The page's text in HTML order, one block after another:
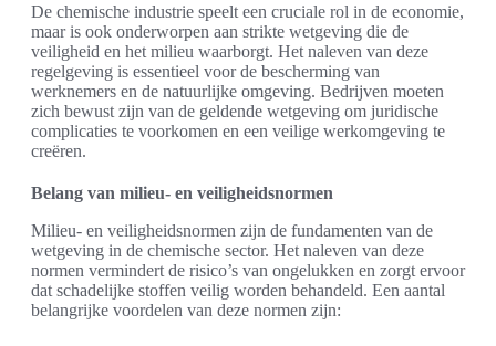
De chemische industrie speelt een cruciale rol in de economie,
maar is ook onderworpen aan strikte wetgeving die de
veiligheid en het milieu waarborgt. Het naleven van deze
regelgeving is essentieel voor de bescherming van
werknemers en de natuurlijke omgeving. Bedrijven moeten
zich bewust zijn van de geldende wetgeving om juridische
complicaties te voorkomen en een veilige werkomgeving te
creëren.
Belang van milieu- en veiligheidsnormen
Milieu- en veiligheidsnormen zijn de fundamenten van de
wetgeving in de chemische sector. Het naleven van deze
normen vermindert de risico’s van ongelukken en zorgt ervoor
dat schadelijke stoffen veilig worden behandeld. Een aantal
belangrijke voordelen van deze normen zijn: